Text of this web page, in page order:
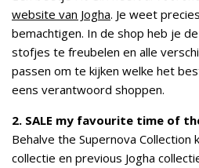
website van Jogha. Je weet
bemachtigen. In de shop heb je
stofjes te freubelen en alle
passen om te kijken welke het
eens verantwoord shoppen.
2. SALE my favourite time of
Behalve the Supernova Collection
collectie en previous Jogha